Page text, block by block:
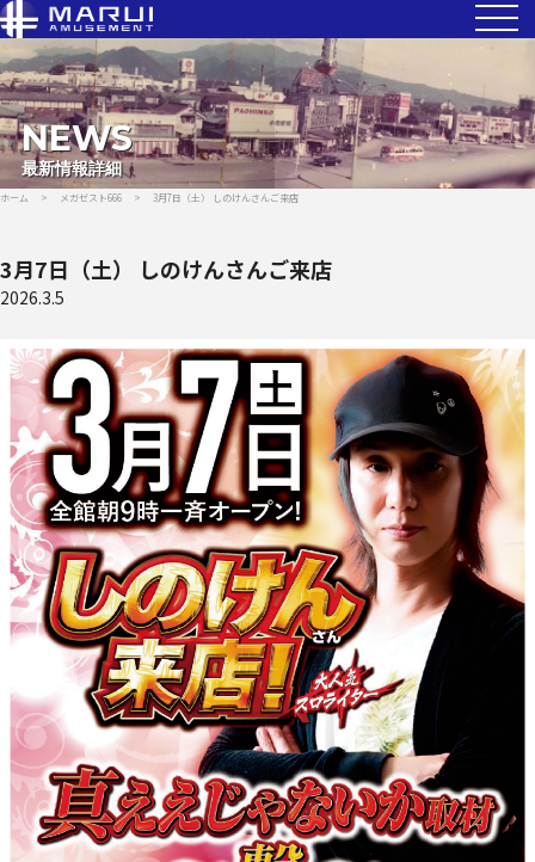
NEWS
最新情報詳細
ホーム > メガゼスト666 > 3月7日（土） しのけんさんご来店
3月7日（土） しのけんさんご来店
2026.3.5